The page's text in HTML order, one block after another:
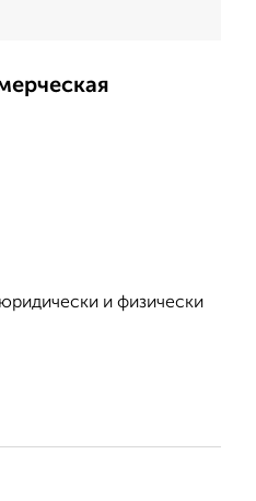
и физически